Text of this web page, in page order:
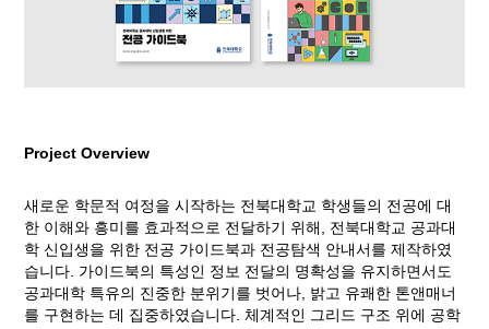
Project Overview
새로운 학문적 여정을 시작하는 전북대학교 학생들의 전공에 대
한 이해와 흥미를 효과적으로 전달하기 위해, 전북대학교 공과대
학 신입생을 위한 전공 가이드북과 전공탐색 안내서를 제작하였
습니다. 가이드북의 특성인 정보 전달의 명확성을 유지하면서도
공과대학 특유의 진중한 분위기를 벗어나, 밝고 유쾌한 톤앤매너
를 구현하는 데 집중하였습니다. 체계적인 그리드 구조 위에 공학